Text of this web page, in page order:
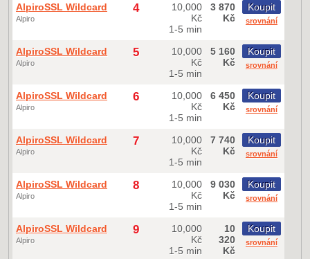
AlpiroSSL Wildcard
Alpiro
4
10,000
Kč
1-5 min
3 870
Kč
Koupit
srovnání
AlpiroSSL Wildcard
Alpiro
5
10,000
Kč
1-5 min
5 160
Kč
Koupit
srovnání
AlpiroSSL Wildcard
Alpiro
6
10,000
Kč
1-5 min
6 450
Kč
Koupit
srovnání
AlpiroSSL Wildcard
Alpiro
7
10,000
Kč
1-5 min
7 740
Kč
Koupit
srovnání
AlpiroSSL Wildcard
Alpiro
8
10,000
Kč
1-5 min
9 030
Kč
Koupit
srovnání
AlpiroSSL Wildcard
Alpiro
9
10,000
Kč
1-5 min
10
320
Kč
Koupit
srovnání